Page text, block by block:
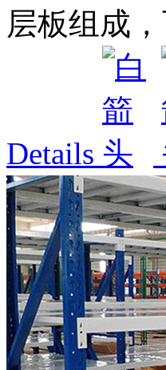
层板组成
Details